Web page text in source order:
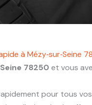
à Mézy‑sur‑Seine
78250 et vous
pour tous vos